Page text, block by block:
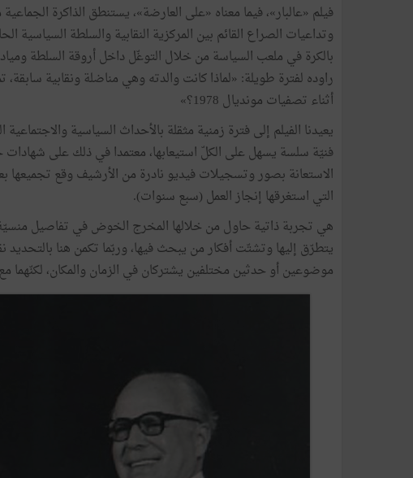
فيلم «عالبار»، فيما معناه «على العارضة»، يستنطق الذاكرة
وتداعيات الصراع القائم بين المركزية النقابية والسلطة
بالكرة في ملعب السياسة من خلال التوغّل داخل أروقة السلطة
راوده لفترة طويلة: «لماذا كانت والدته وهي مناضلة ونقابية
أثناء تصفيات مونديال 1978؟»
يعيدنا الفيلم إلى فترة زمنية مثقلة بالأحداث السياسية
فنيّة سلسة يسهل على الكلّ استيعابها، معتمدا في ذلك على
الاستعانة بصور وتسجيلات فيديو نادرة من الأرشيف وقع تجميعها
التي استغرقها إنجاز العمل (سبع سنوات).
هي تجربة ذاتية حاول من خلالها المخرج الخوض في تفاصيل
يتطرّق إليها وتشتّت أفكار من يبحث فيها، وربّما تكمن هنا بالتحديد
موضوعين ﺃﻭ حدثين مختلفين يشتركان في الزمان والمكان، لكنّهما